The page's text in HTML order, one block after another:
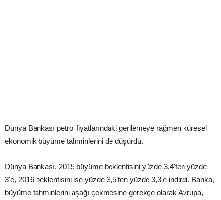
Dünya Bankası petrol fiyatlarındaki gerilemeye rağmen küresel
ekonomik büyüme tahminlerini de düşürdü.
Dünya Bankası, 2015 büyüme beklentisini yüzde 3,4'ten yüzde
3'e, 2016 beklentisini ise yüzde 3,5’ten yüzde 3,3'e indirdi. Banka,
büyüme tahminlerini aşağı çekmesine gerekçe olarak Avrupa,